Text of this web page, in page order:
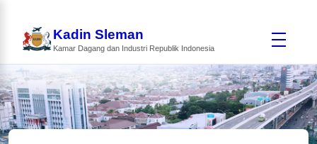
Kadin Sleman
Kamar Dagang dan Industri Republik Indonesia